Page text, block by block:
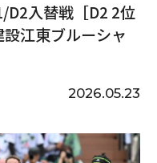
D2入替戦［D2 2位
江東ブルーシャ
2026.05.23